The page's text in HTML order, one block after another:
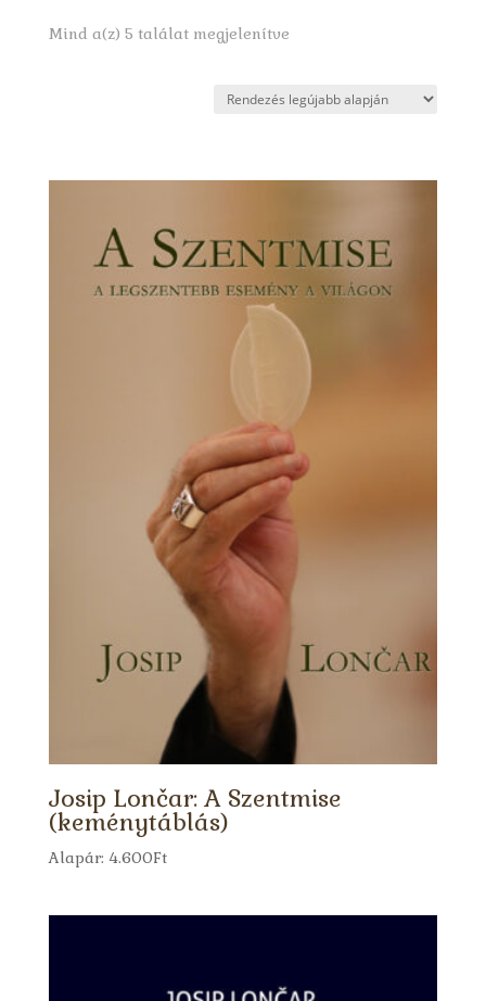
Mind a(z) 5 találat megjelenítveSorted
by
latest
Josip Lončar: A Szentmise
(keménytáblás)
Alapár: 4.600Ft